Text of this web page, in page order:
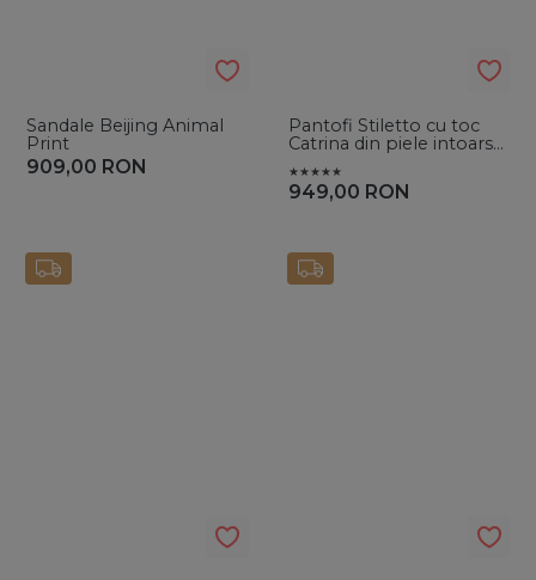
Sandale Beijing Animal
Print
909,00 RON
Pantofi Stiletto cu toc
Catrina din piele intoarsa
949,00 RON